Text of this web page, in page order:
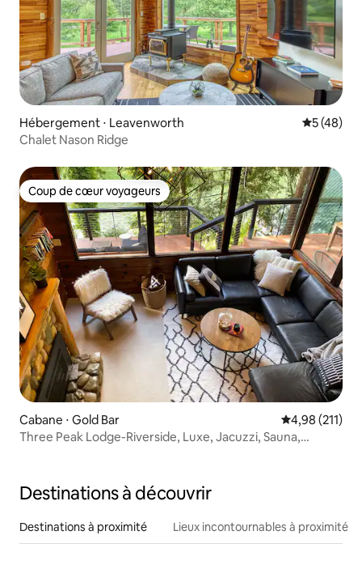
Hébergement ⋅ Leavenworth
5 (48)
Chalet Nason Ridge
Coup de cœur voyageurs
Coup de cœur voyageurs
Cabane ⋅ Gold Bar Évaluation
4,98 (211)
Three Peak Lodge-Riverside, Luxe, Jacuzzi, Sauna,
Destinations à découvrir
Destinations à proximité Lieux incontournables à proximité